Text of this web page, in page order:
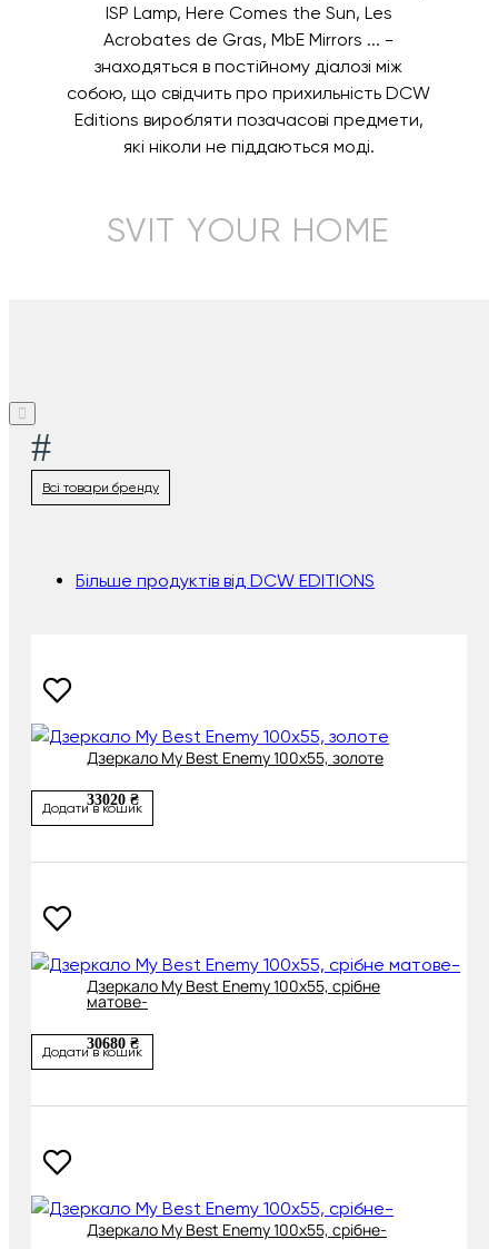
ISP Lamp, Here Comes the Sun, Les
Acrobates de Gras, MbE Mirrors ... -
знаходяться в постійному діалозі між
собою, що свідчить про прихильність DCW
Editions виробляти позачасові предмети,
які ніколи не піддаються моді.
SVIT YOUR HOME
#
Всі товари бренду
Більше продуктів від DCW EDITIONS
Дзеркало My Best Enemy 100х55, золоте
33020 ₴
Додати в кошик
Дзеркало My Best Enemy 100х55, срібне
матове-
30680 ₴
Додати в кошик
Дзеркало My Best Enemy 100х55, срібне-